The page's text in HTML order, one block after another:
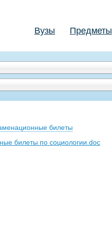
Вузы Предметы
билеты
билеты по социологии.doc